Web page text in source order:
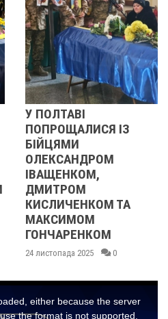
У ПОЛТАВІ
ПОПРОЩАЛИСЯ ІЗ
БІЙЦЯМИ
ОЛЕКСАНДРОМ
ІВАЩЕНКОМ,
ДМИТРОМ
КИСЛИЧЕНКОМ ТА
МАКСИМОМ
ГОНЧАРЕНКОМ
24 листопада 2025 0